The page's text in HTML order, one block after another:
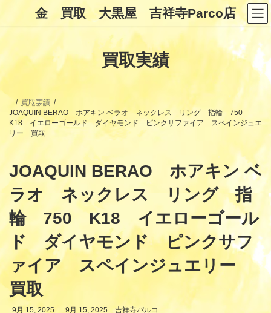
ン
キ
ッ
ー
に
移
金 買取 大黒屋 吉祥寺Parco店
買取実績
買取実績
JOAQUIN BERAO ホアキン ベラオ ネックレス リング 指輪 750
K18 イエローゴールド ダイヤモンド ピンクサファイア スペインジュエ
リー 買取
JOAQUIN BERAO ホアキン ベ
ラオ ネックレス リング 指
輪 750 K18 イエローゴール
ド ダイヤモンド ピンクサフ
ァイア スペインジュエリー
買取
9月 15, 2025
最
9月 15, 2025 吉祥寺パルコ